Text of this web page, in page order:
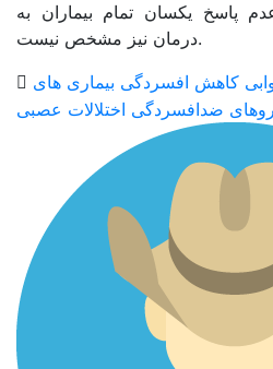
پاسخ یکسان تمام بیماران به
درمان نیز مشخص نیست.
کاهش افسردگی بیماری های
ضدافسردگی اختلالات عصبی